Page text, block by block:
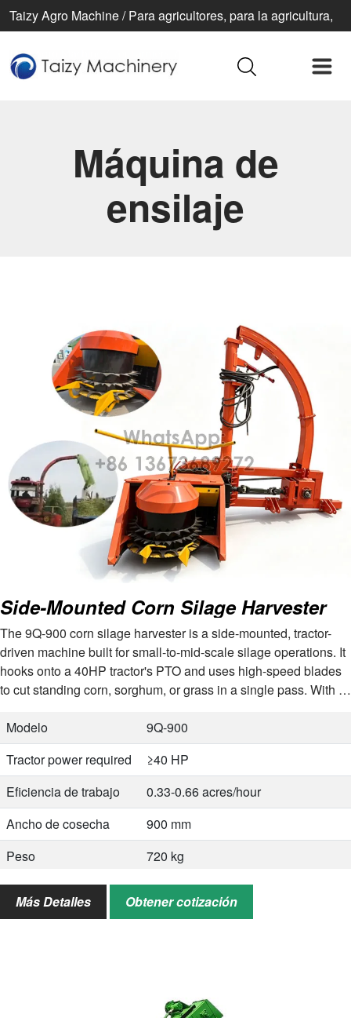
Taizy Agro Machine / Para agricultores, para la agricultura,
Máquina de
ensilaje
Side-Mounted Corn Silage Harvester
The 9Q-900 corn silage harvester is a side-mounted, tractor-
driven machine built for small-to-mid-scale silage operations. It
hooks onto a 40HP tractor's PTO and uses high-speed blades
to cut standing corn, sorghum, or grass in a single pass. With a
Modelo
9Q-900
Tractor power required
≥40 HP
Eficiencia de trabajo
0.33-0.66 acres/hour
Ancho de cosecha
900 mm
Peso
720 kg
Working dimensions
(L×W×H)
3870 × 2810 × 3720 mm
Más Detalles Obtener cotización